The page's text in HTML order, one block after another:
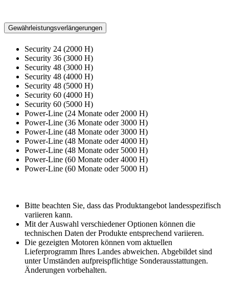
Gewährleistungsverlängerungen
Security 24 (2000 H)
Security 36 (3000 H)
Security 48 (3000 H)
Security 48 (4000 H)
Security 48 (5000 H)
Security 60 (4000 H)
Security 60 (5000 H)
Power-Line (24 Monate oder 2000 H)
Power-Line (36 Monate oder 3000 H)
Power-Line (48 Monate oder 3000 H)
Power-Line (48 Monate oder 4000 H)
Power-Line (48 Monate oder 5000 H)
Power-Line (60 Monate oder 4000 H)
Power-Line (60 Monate oder 5000 H)
Bitte beachten Sie, dass das Produktangebot landesspezifisch
variieren kann.
Mit der Auswahl verschiedener Optionen können die
technischen Daten der Produkte entsprechend variieren.
Die gezeigten Motoren können vom aktuellen
Lieferprogramm Ihres Landes abweichen. Abgebildet sind
unter Umständen aufpreispflichtige Sonderausstattungen.
Änderungen vorbehalten.